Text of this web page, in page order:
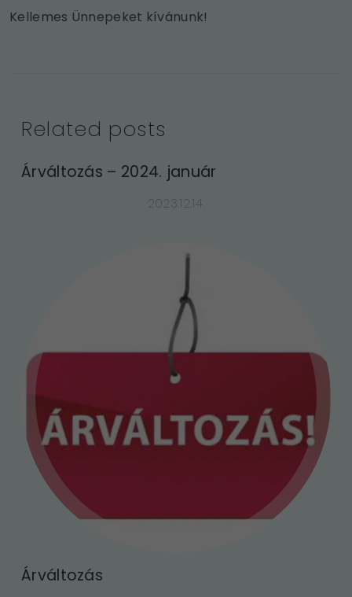
Kellemes Ünnepeket kívánunk!
Related posts
Árváltozás – 2024. január
2023.12.14.
Árváltozás